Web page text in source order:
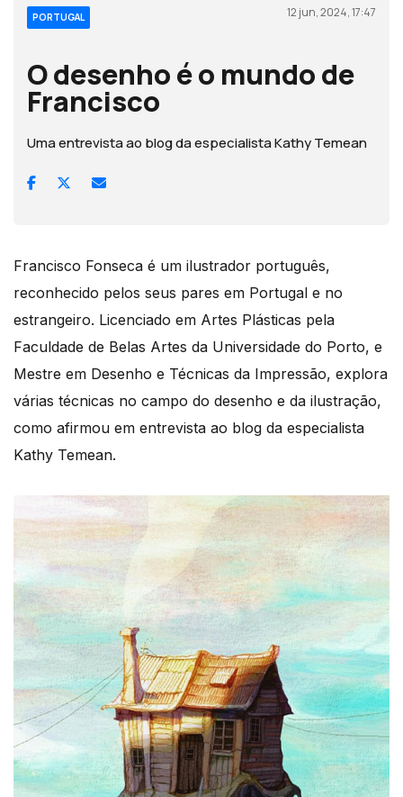
PORTUGAL 12 jun, 2024, 17:47
O desenho é o mundo de
Francisco
Uma entrevista ao blog da especialista Kathy Temean
Francisco Fonseca é um ilustrador português,
reconhecido pelos seus pares em Portugal e no
estrangeiro. Licenciado em Artes Plásticas pela
Faculdade de Belas Artes da Universidade do Porto, e
Mestre em Desenho e Técnicas da Impressão, explora
várias técnicas no campo do desenho e da ilustração,
como afirmou em entrevista ao blog da especialista
Kathy Temean.